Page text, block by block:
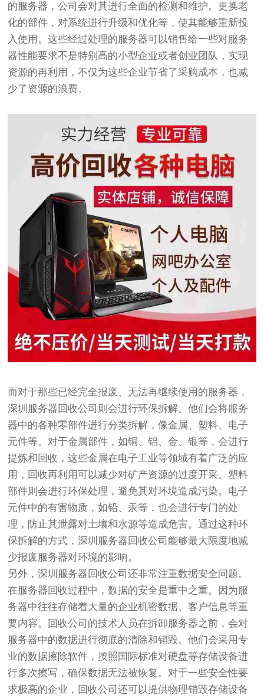
的服务器，公司会对其进行全面的检测和维护。更换老
化的部件，对系统进行升级和优化等，使其能够重新投
入使用。这些经过处理的服务器可以销售给一些对服务
器性能要求不是特别高的小型企业或者创业团队，实现
资源的再利用，不仅为这些企业节省了采购成本，也减
少了资源的浪费。
而对于那些已经完全报废、无法再继续使用的服务器，
深圳服务器回收公司则会进行环保拆解。他们会将服务
器中的各种零部件进行分类拆解，像金属、塑料、电子
元件等。对于金属部件，如铜、铝、金、银等，会进行
提炼和回收，这些金属在电子工业等领域有着广泛的应
用，回收再利用可以减少对矿产资源的过度开采。塑料
部件则会进行环保处理，避免其对环境造成污染。电子
元件中的有害物质，如铅、汞等，也会进行专门的处
理，防止其泄露对土壤和水源等造成危害。通过这种环
保拆解的方式，深圳服务器回收公司能够最大限度地减
少报废服务器对环境的影响。
另外，深圳服务器回收公司还非常注重数据安全问题。
在服务器回收过程中，数据的安全是重中之重。因为服
务器中往往存储着大量的企业机密数据、客户信息等重
要内容。回收公司的技术人员在拆卸服务器之前，会对
服务器中的数据进行彻底的清除和销毁。他们会采用专
业的数据擦除软件，按照国际标准对硬盘等存储设备进
行多次擦写，确保数据无法被恢复。对于一些安全性要
求极高的企业，回收公司还可以提供物理销毁存储设备